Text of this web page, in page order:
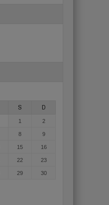
S D
1 2
8 9
15 16
22 23
29 30